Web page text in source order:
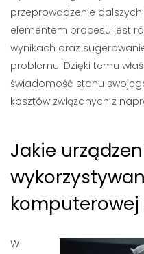
przeprowadzenie
elementem procesu jest
wynikach oraz
problemu. Dzięki temu
świadomość stanu
kosztów związanych z
Jakie
W